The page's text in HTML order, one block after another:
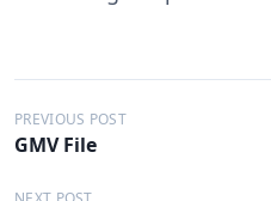
Đ
i
PREVIOUS POST
GMV File